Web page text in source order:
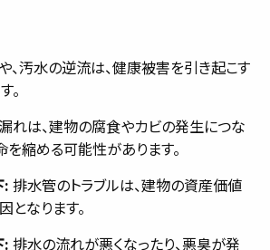
、汚水の逆流は、健康被害を引き起こす
。
れは、建物の腐食やカビの発生につな
を縮める可能性があります。
: 排水管のトラブルは、建物の資産価値
となります。
: 排水の流れが悪くなったり、悪臭が発